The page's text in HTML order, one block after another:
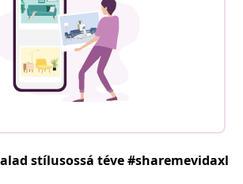
stílusossá téve #sharemevidaxl